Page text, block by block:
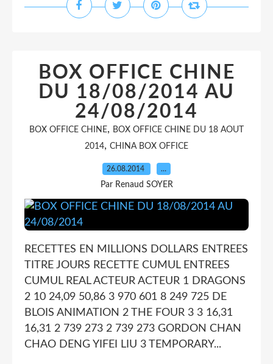
BOX OFFICE CHINE
DU 18/08/2014 AU
24/08/2014
BOX OFFICE CHINE, BOX OFFICE CHINE DU 18 AOUT
2014, CHINA BOX OFFICE
26.08.2014 …
Par Renaud SOYER
RECETTES EN MILLIONS DOLLARS ENTREES
TITRE JOURS RECETTE CUMUL ENTREES
CUMUL REAL ACTEUR ACTEUR 1 DRAGONS
2 10 24,09 50,86 3 970 601 8 249 725 DE
BLOIS ANIMATION 2 THE FOUR 3 3 16,31
16,31 2 739 273 2 739 273 GORDON CHAN
CHAO DENG YIFEI LIU 3 TEMPORARY...